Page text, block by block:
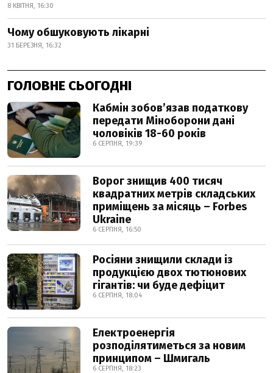
8 КВІТНЯ, 16:30
Чому обшуковують лікарні
31 БЕРЕЗНЯ, 16:32
ГОЛОВНЕ СЬОГОДНІ
Кабмін зобовʼязав податкову
передати Міноборони дані
чоловіків 18-60 років
6 СЕРПНЯ, 19:39
Ворог знищив 400 тисяч
квадратних метрів складських
приміщень за місяць – Forbes
Ukraine
6 СЕРПНЯ, 16:50
Росіяни знищили склади із
продукцією двох тютюнових
гігантів: чи буде дефіцит
6 СЕРПНЯ, 18:04
Електроенергія
розподілятиметься за новим
принципом – Шмигаль
6 СЕРПНЯ, 18:23